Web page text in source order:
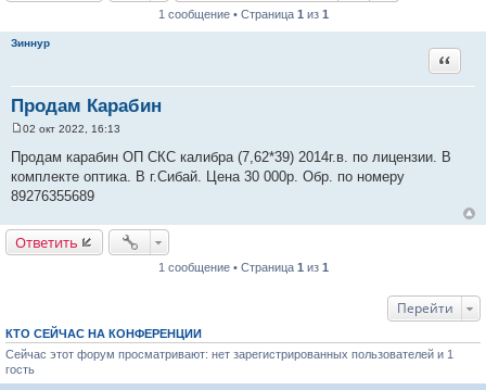
1 сообщение • Страница 1 из 1
Зиннур
Продам Карабин
Цитата
о
б
щ
е
и
е
02 окт 2022, 16:13
Продам карабин ОП СКС калибра (7,62*39) 2014г.в. по лицензии. В
комплекте оптика. В г.Сибай. Цена 30 000р. Обр. по номеру
89276355689
Ответить
1 сообщение • Страница 1 из 1
Перейти
КТО СЕЙЧАС НА КОНФЕРЕНЦИИ
Сейчас этот форум просматривают: нет зарегистрированных пользователей и 1
гость